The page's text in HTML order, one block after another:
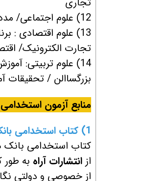
12) علوم اجتماعی/ مددکاری اجتماعی مددکاری اجتماعی
13) علوم اقتصادی :
تجارت الکترونیک/
14) علوم تربیتی:
بزرگساالن / تحقیقات
منابع آزمون استخدامی
1) کتاب استخدامی بانک ها (خصوصی و دولتی) انتشارات آراه
کتاب استخدامی بانک
از انتشارات آراه به
از خصوصی و دولتی